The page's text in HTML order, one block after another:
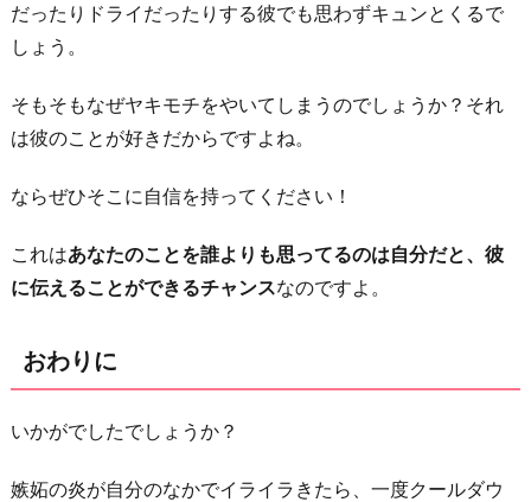
だったりドライだったりする彼でも思わずキュンとくるで
しょう。
そもそもなぜヤキモチをやいてしまうのでしょうか？それ
は彼のことが好きだからですよね。
ならぜひそこに自信を持ってください！
これはあなたのことを誰よりも思ってるのは自分だと、彼
に伝えることができるチャンスなのですよ。
おわりに
いかがでしたでしょうか？
嫉妬の炎が自分のなかでイライラきたら、一度クールダウ